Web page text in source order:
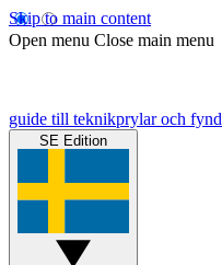
Skip to main content
Open menu Close main menu
guide till teknikprylar och fynd
SE Edition